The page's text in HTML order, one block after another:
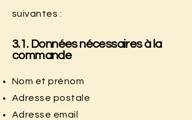
suivantes :
3.1. Données nécessaires à la
commande
Nom et prénom
Adresse postale
Adresse email